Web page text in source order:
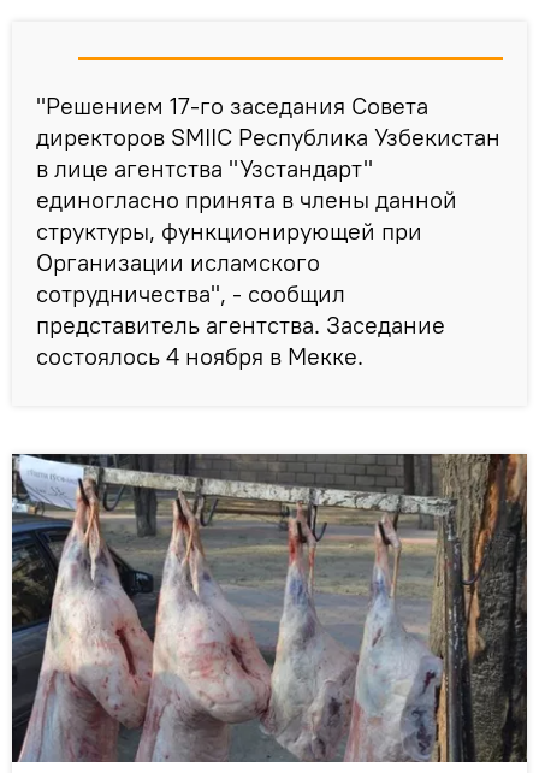
"Решением 17-го заседания Совета
директоров SMIIC Республика Узбекистан
в лице агентства "Узстандарт"
единогласно принята в члены данной
структуры, функционирующей при
Организации исламского
сотрудничества", - сообщил
представитель агентства. Заседание
состоялось 4 ноября в Мекке.